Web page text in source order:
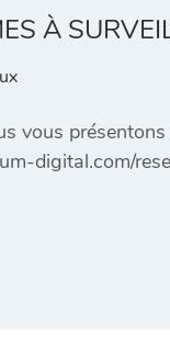
À
vous
digital.com/